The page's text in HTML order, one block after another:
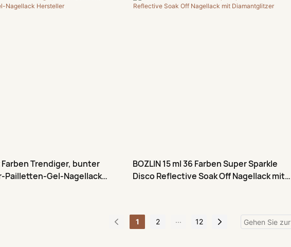
Diamantglitter. Jeder
Farben Trendiger, bunter
Pailletten-Gel-Nagellack
BOZLIN 15 ml 36 Farben Super Sparkle
Disco Reflective Soak Off Nagellack mit
1 2 ... 12